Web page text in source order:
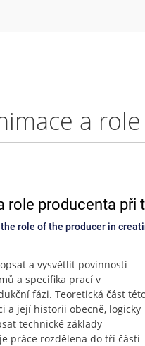
role producenta při
role of the producer in
a vysvětlit povinnosti
a specifika prací v
fázi. Teoretická část
a její historii obecně, logicky
technické základy
práce rozdělena do tří částí